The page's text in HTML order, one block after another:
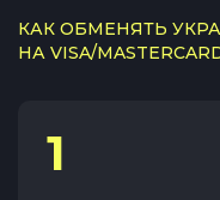
КАК ОБМЕНЯТЬ
НА VISA/
1